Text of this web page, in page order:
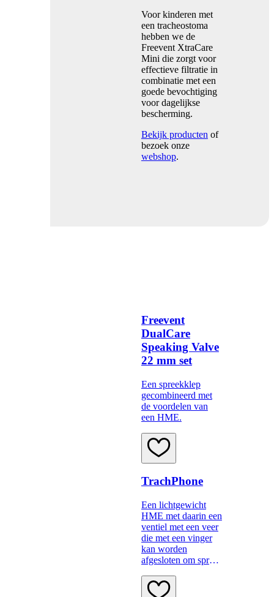
Voor kinderen met
een tracheostoma
hebben we de
Freevent XtraCare
Mini die zorgt voor
effectieve filtratie in
combinatie met een
goede bevochtiging
voor dagelijkse
bescherming.
Bekijk producten of
bezoek onze
webshop.
Freevent
DualCare
Speaking Valve
22 mm set
Een spreekklep
gecombineerd met
de voordelen van
een HME.
TrachPhone
Een lichtgewicht
HME met daarin een
ventiel met een veer
die met een vinger
kan worden
afgesloten om spraak